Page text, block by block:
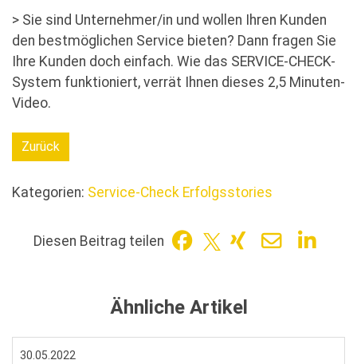
> Sie sind Unternehmer/in und wollen Ihren Kunden
den bestmöglichen Service bieten? Dann fragen Sie
Ihre Kunden doch einfach. Wie das SERVICE-CHECK-
System funktioniert, verrät Ihnen dieses 2,5 Minuten-
Video.
Zurück
Kategorien: Service-Check Erfolgsstories
Diesen Beitrag teilen
Ähnliche Artikel
30.05.2022